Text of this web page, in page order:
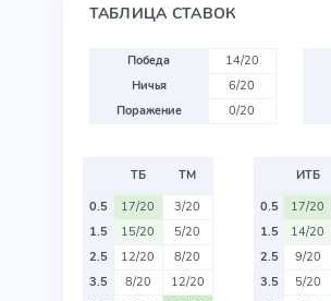
ТАБЛИЦА СТАВОК
Победа
14/20
Ничья
6/20
Поражение
0/20
ТБ
ТМ
0.5
17/20
3/20
1.5
15/20
5/20
2.5
12/20
8/20
3.5
8/20
12/20
ИТБ
0.5
17/20
1.5
14/20
2.5
9/20
3.5
5/20